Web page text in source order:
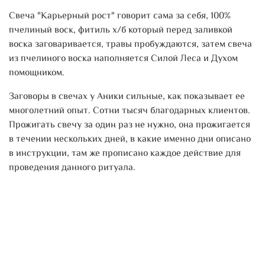
Свеча "Карьерный рост" говорит сама за себя, 100%
пчелиный воск, фитиль х/б который перед заливкой
воска заговаривается, травы пробуждаются, затем свеча
из пчелиного воска наполняется Силой Леса и Духом
помощником.
Заговоры в свечах у Аники сильные, как показывает ее
многолетний опыт. Сотни тысяч благодарных клиентов.
Прожигать свечу за один раз не нужно, она прожигается
в течении нескольких дней, в какие именно дни описано
в инструкции, там же прописано каждое действие для
проведения данного ритуала.